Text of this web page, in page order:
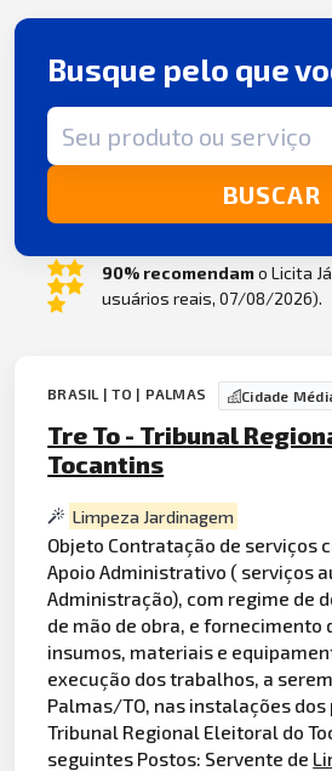
Busque pelo que
Termo de busca
BUSCAR
90% recomendamo Licita
usuários reais, 07/08/2026).
BRASIL | TO | PALMAS Cidade
Tre To - Tribunal
Tocantins
Limpeza Jardinagem
Objeto Contratação de serviços
Apoio Administrativo ( serviços
Administração), com regime de
de mão de obra, e fornecimento
insumos, materiais e
execução dos trabalhos, a
Palmas/TO, nas instalações dos
Tribunal Regional Eleitoral do
seguintes Postos: Servente de